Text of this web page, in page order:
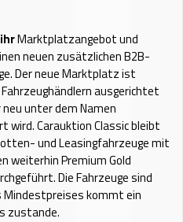
Marktplatzangebot und
neuen zusätzlichen B2B-
Der neue Marktplatz ist
ausgerichtet
unter dem Namen
wird. Carauktion Classic bleibt
und Leasingfahrzeuge mit
weiterhin Premium Gold
Die Fahrzeuge sind
Mindestpreises kommt ein
zustande.